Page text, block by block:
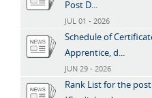
Post D...
JUL 01 - 2026
Schedule of
Apprentice, d...
JUN 29 - 2026
Rank List for the